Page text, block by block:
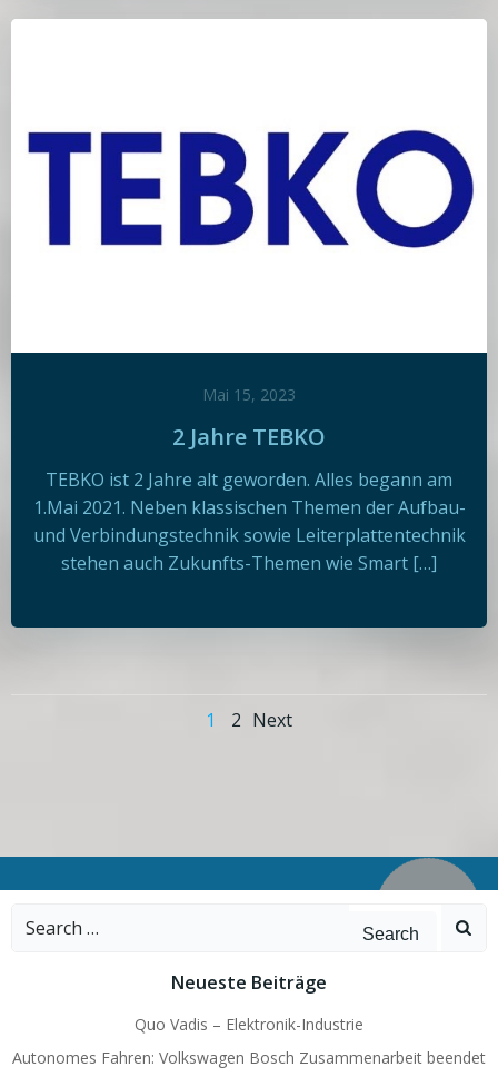
Mai 15, 2023
2 Jahre TEBKO
TEBKO ist 2 Jahre alt geworden. Alles begann am
1.Mai 2021. Neben klassischen Themen der Aufbau-
und Verbindungstechnik sowie Leiterplattentechnik
stehen auch Zukunfts-Themen wie Smart […]
Posts
Page
1 Page
2 Posts
Next
Search
Neueste Beiträge
Quo Vadis – Elektronik-Industrie
Autonomes Fahren: Volkswagen Bosch Zusammenarbeit beendet